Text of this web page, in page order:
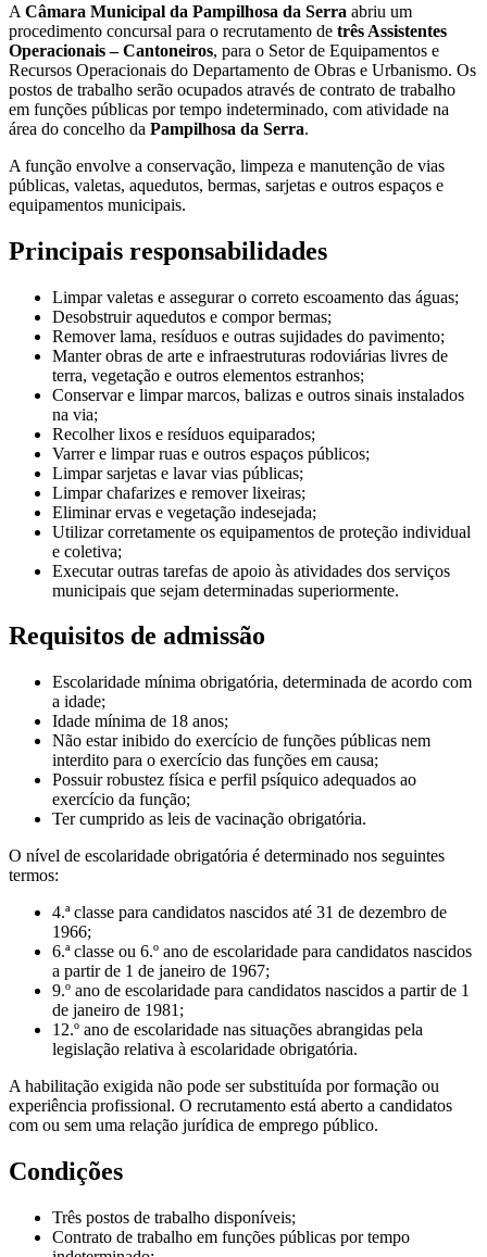
A Câmara Municipal da Pampilhosa da Serra abriu um
procedimento concursal para o recrutamento de três Assistentes
Operacionais – Cantoneiros, para o Setor de Equipamentos e
Recursos Operacionais do Departamento de Obras e Urbanismo. Os
postos de trabalho serão ocupados através de contrato de trabalho
em funções públicas por tempo indeterminado, com atividade na
área do concelho da Pampilhosa da Serra.
A função envolve a conservação, limpeza e manutenção de vias
públicas, valetas, aquedutos, bermas, sarjetas e outros espaços e
equipamentos municipais.
Principais responsabilidades
Limpar valetas e assegurar o correto escoamento das águas;
Desobstruir aquedutos e compor bermas;
Remover lama, resíduos e outras sujidades do pavimento;
Manter obras de arte e infraestruturas rodoviárias livres de
terra, vegetação e outros elementos estranhos;
Conservar e limpar marcos, balizas e outros sinais instalados
na via;
Recolher lixos e resíduos equiparados;
Varrer e limpar ruas e outros espaços públicos;
Limpar sarjetas e lavar vias públicas;
Limpar chafarizes e remover lixeiras;
Eliminar ervas e vegetação indesejada;
Utilizar corretamente os equipamentos de proteção individual
e coletiva;
Executar outras tarefas de apoio às atividades dos serviços
municipais que sejam determinadas superiormente.
Requisitos de admissão
Escolaridade mínima obrigatória, determinada de acordo com
a idade;
Idade mínima de 18 anos;
Não estar inibido do exercício de funções públicas nem
interdito para o exercício das funções em causa;
Possuir robustez física e perfil psíquico adequados ao
exercício da função;
Ter cumprido as leis de vacinação obrigatória.
O nível de escolaridade obrigatória é determinado nos seguintes
termos:
4.ª classe para candidatos nascidos até 31 de dezembro de
1966;
6.ª classe ou 6.º ano de escolaridade para candidatos nascidos
a partir de 1 de janeiro de 1967;
9.º ano de escolaridade para candidatos nascidos a partir de 1
de janeiro de 1981;
12.º ano de escolaridade nas situações abrangidas pela
legislação relativa à escolaridade obrigatória.
A habilitação exigida não pode ser substituída por formação ou
experiência profissional. O recrutamento está aberto a candidatos
com ou sem uma relação jurídica de emprego público.
Condições
Três postos de trabalho disponíveis;
Contrato de trabalho em funções públicas por tempo